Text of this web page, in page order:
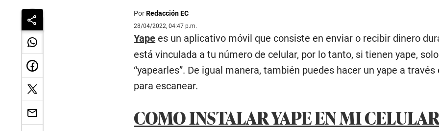
PorRedacción EC
28/04/2022, 04:47 p.m.
Yape es un aplicativo móvil que consiste en enviar o recibir dinero
está vinculada a tu número de celular, por lo tanto, si tienen yape,
“yapearles”. De igual manera, también puedes hacer un yape a
para escanear.
COMO INSTALAR YAPE EN MI